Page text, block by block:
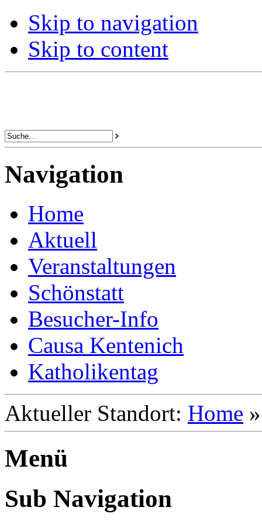
Skip to navigation
Skip to content
Navigation
Home
Aktuell
Veranstaltungen
Schönstatt
Besucher-Info
Causa Kentenich
Katholikentag
Aktueller Standort: Home
Menü
Sub Navigation